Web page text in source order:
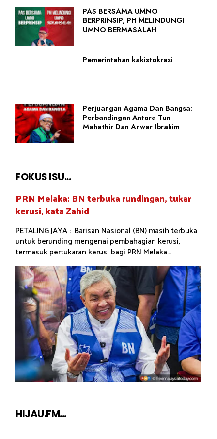
PAS BERSAMA UMNO
BERPRINSIP, PH MELINDUNGI
UMNO BERMASALAH
Pemerintahan kakistokrasi
Perjuangan Agama Dan Bangsa:
Perbandingan Antara Tun
Mahathir Dan Anwar Ibrahim
FOKUS ISU...
PRN Melaka: BN terbuka rundingan, tukar
kerusi, kata Zahid
PETALING JAYA : Barisan Nasional (BN) masih terbuka
untuk berunding mengenai pembahagian kerusi,
termasuk pertukaran kerusi bagi PRN Melaka...
HIJAU.FM...